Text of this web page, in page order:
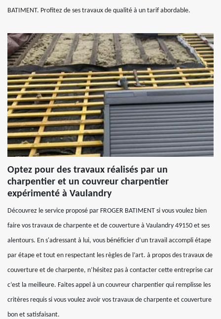
BATIMENT. Profitez de ses travaux de qualité à un tarif abordable.
Optez pour des travaux réalisés par un
charpentier et un couvreur charpentier
expérimenté à Vaulandry
Découvrez le service proposé par FROGER BATIMENT si vous voulez bien
faire vos travaux de charpente et de couverture à Vaulandry 49150 et ses
alentours. En s'adressant à lui, vous bénéficier d’un travail accompli étape
par étape et tout en respectant les règles de l’art. à propos des travaux de
couverture et de charpente, n’hésitez pas à contacter cette entreprise car
c’est la meilleure. Faites appel à un couvreur charpentier qui remplisse les
critères requis si vous voulez avoir vos travaux de charpente et couverture
bon et satisfaisant.